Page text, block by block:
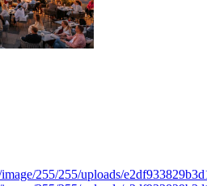
255/255/uploads/